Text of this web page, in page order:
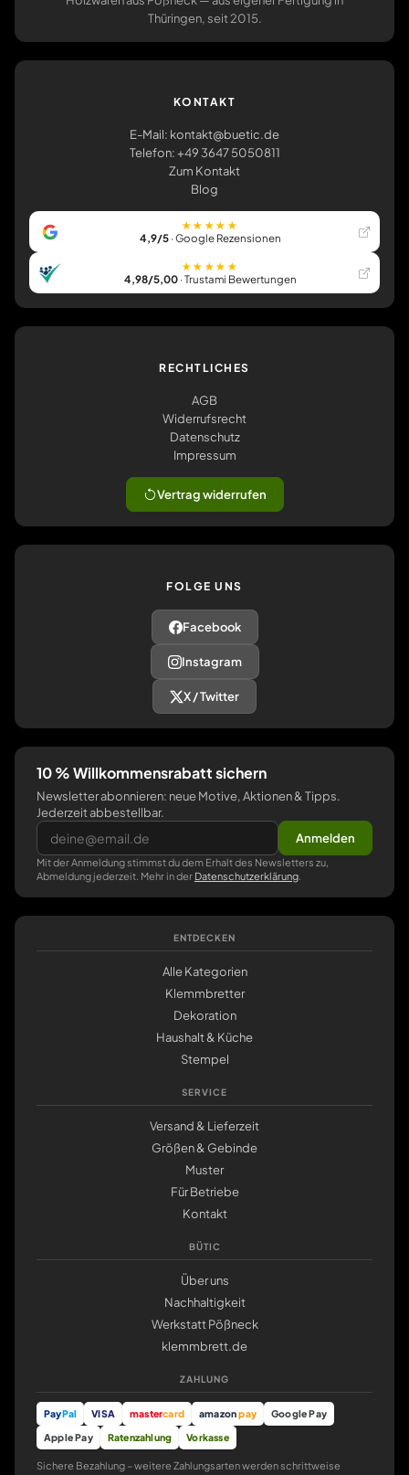
Thüringen, seit 2015.
KONTAKT
E-Mail: kontakt@buetic.de
Telefon: +49 3647 5050811
Zum Kontakt
Blog
★★★★★
4,9/5· Google Rezensionen
★★★★★
4,98/5,00· Trustami Bewertungen
RECHTLICHES
AGB
Widerrufsrecht
Datenschutz
Impressum
Vertrag widerrufen
FOLGE UNS
Facebook
Instagram
X / Twitter
10 % Willkommensrabatt sichern
Newsletter abonnieren: neue Motive, Aktionen & Tipps.
Jederzeit abbestellbar.
Anmelden
Mit der Anmeldung stimmst du dem Erhalt des Newsletters zu,
Abmeldung jederzeit. Mehr in der Datenschutzerklärung
ENTDECKEN
Alle Kategorien
Klemmbretter
Dekoration
Haushalt & Küche
Stempel
SERVICE
Versand & Lieferzeit
Größen & Gebinde
Muster
Für Betriebe
Kontakt
BÜTIC
Über uns
Nachhaltigkeit
Werkstatt Pößneck
klemmbrett.de
ZAHLUNG
PayPal VISA mastercard amazonpay
Google Pay
Apple Pay
Ratenzahlung Vorkasse
Sichere Bezahlung – weitere Zahlungsarten werden schrittweise